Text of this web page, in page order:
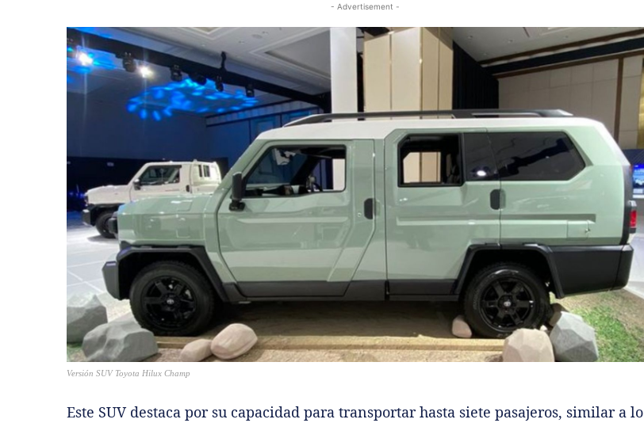
- Advertisement -
Versión SUV Toyota Hilux Champ
Este SUV destaca por su capacidad para transportar hasta siete pasajeros, similar a lo